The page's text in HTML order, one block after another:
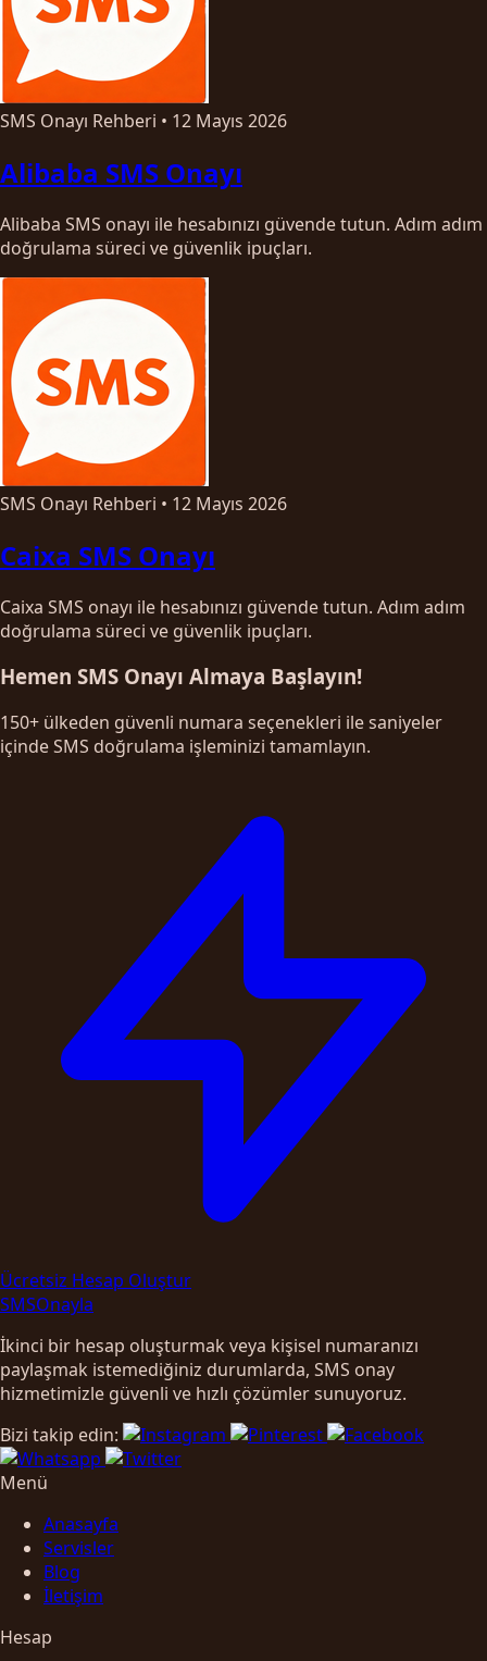
SMS Onayı Rehberi • 12 Mayıs 2026
Alibaba SMS Onayı
Alibaba SMS onayı ile hesabınızı güvende tutun. Adım adım
doğrulama süreci ve güvenlik ipuçları.
SMS Onayı Rehberi • 12 Mayıs 2026
Caixa SMS Onayı
Caixa SMS onayı ile hesabınızı güvende tutun. Adım adım
doğrulama süreci ve güvenlik ipuçları.
Hemen SMS Onayı Almaya Başlayın!
150+ ülkeden güvenli numara seçenekleri ile saniyeler
içinde SMS doğrulama işleminizi tamamlayın.
Ücretsiz Hesap Oluştur
SMSOnayla
İkinci bir hesap oluşturmak veya kişisel numaranızı
paylaşmak istemediğiniz durumlarda, SMS onay
hizmetimizle güvenli ve hızlı çözümler sunuyoruz.
Bizi takip edin:
Menü
Anasayfa
Servisler
Blog
İletişim
Hesap